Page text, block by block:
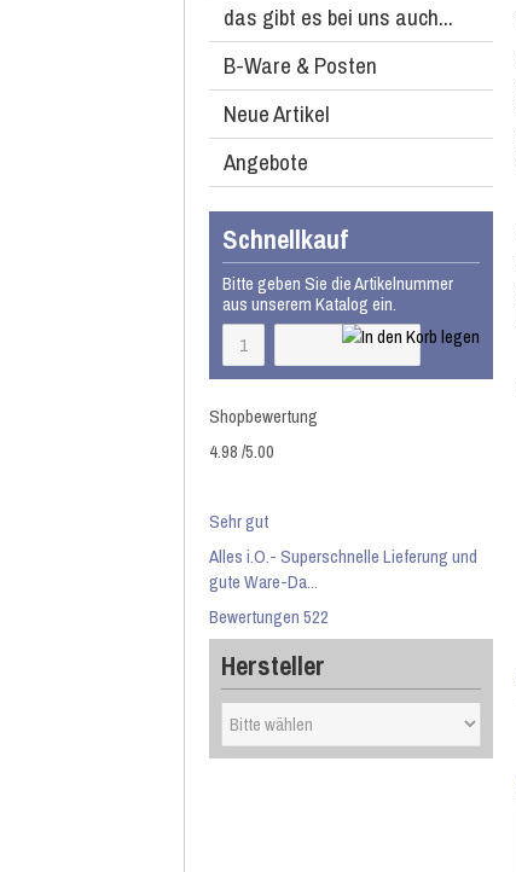
das gibt es bei uns auch...
B-Ware & Posten
Neue Artikel
Angebote
Schnellkauf
Bitte geben Sie die Artikelnummer
aus unserem Katalog ein.
Shopbewertung
4.98/5.00
Sehr gut
Alles i.O.- Superschnelle Lieferung und
gute Ware-Da...
Bewertungen 522
Hersteller